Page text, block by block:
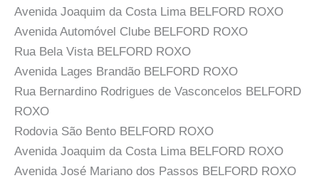
Avenida Joaquim da Costa Lima BELFORD ROXO
Avenida Automóvel Clube BELFORD ROXO
Rua Bela Vista BELFORD ROXO
Avenida Lages Brandão BELFORD ROXO
Rua Bernardino Rodrigues de Vasconcelos BELFORD
ROXO
Rodovia São Bento BELFORD ROXO
Avenida Joaquim da Costa Lima BELFORD ROXO
Avenida José Mariano dos Passos BELFORD ROXO